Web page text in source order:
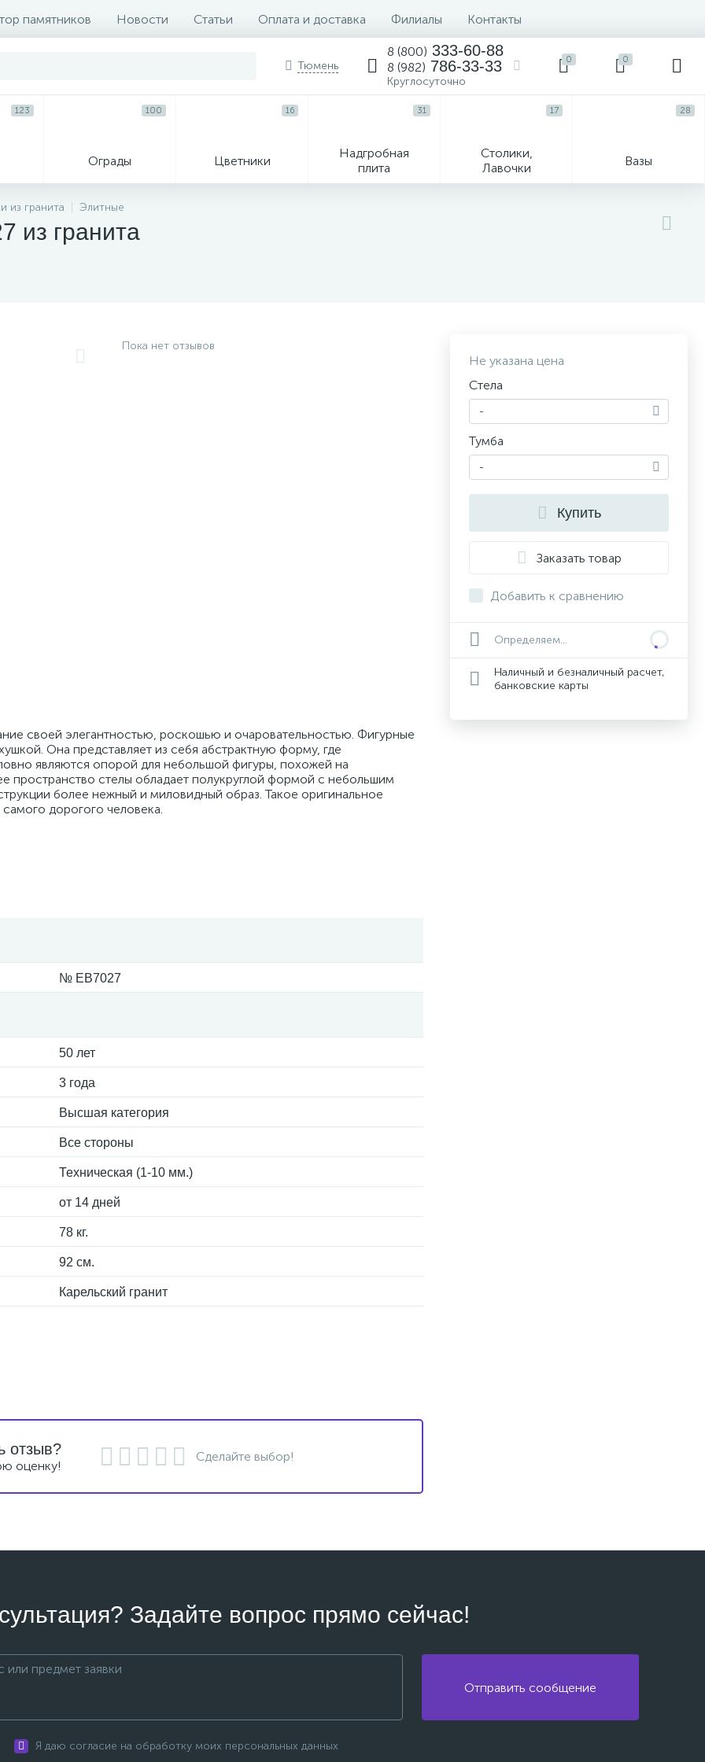
памятников Новости Статьи Оплата и доставка Филиалы Контакты
Тюмень
8 (800) 333-60-88
8 (982) 786-33-33
Круглосуточно
0 0
123
Ограды
100
Цветники
16
Надгробная
плита
31
Столики,
Лавочки
17
Вазы
28
Венки и корзины
из гранита Элитные
из гранита
Пока нет отзывов
своей элегантностью, роскошью и очаровательностью. Фигурные
Она представляет из себя абстрактную форму, где
являются опорой для небольшой фигуры, похожей на
пространство стелы обладает полукруглой формой с небольшим
более нежный и миловидный образ. Такое оригинальное
дорогого человека.
№ EB7027
50 лет
3 года
Высшая категория
Все стороны
Техническая (1-10 мм.)
от 14 дней
78 кг.
92 см.
Карельский гранит
Не указана цена
Стела
-
Тумба
-
Купить
Заказать товар
Добавить к сравнению
Определяем...
Наличный и безналичный расчет,
банковские карты
отзыв?
оценку!
Сделайте выбор!
Задайте вопрос прямо сейчас!
Отправить сообщение
Я даю согласие на обработку моих персональных данных